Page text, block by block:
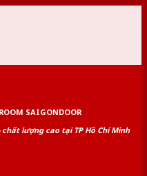
SAIGONDOOR
lượng cao tại TP Hồ Chí Minh